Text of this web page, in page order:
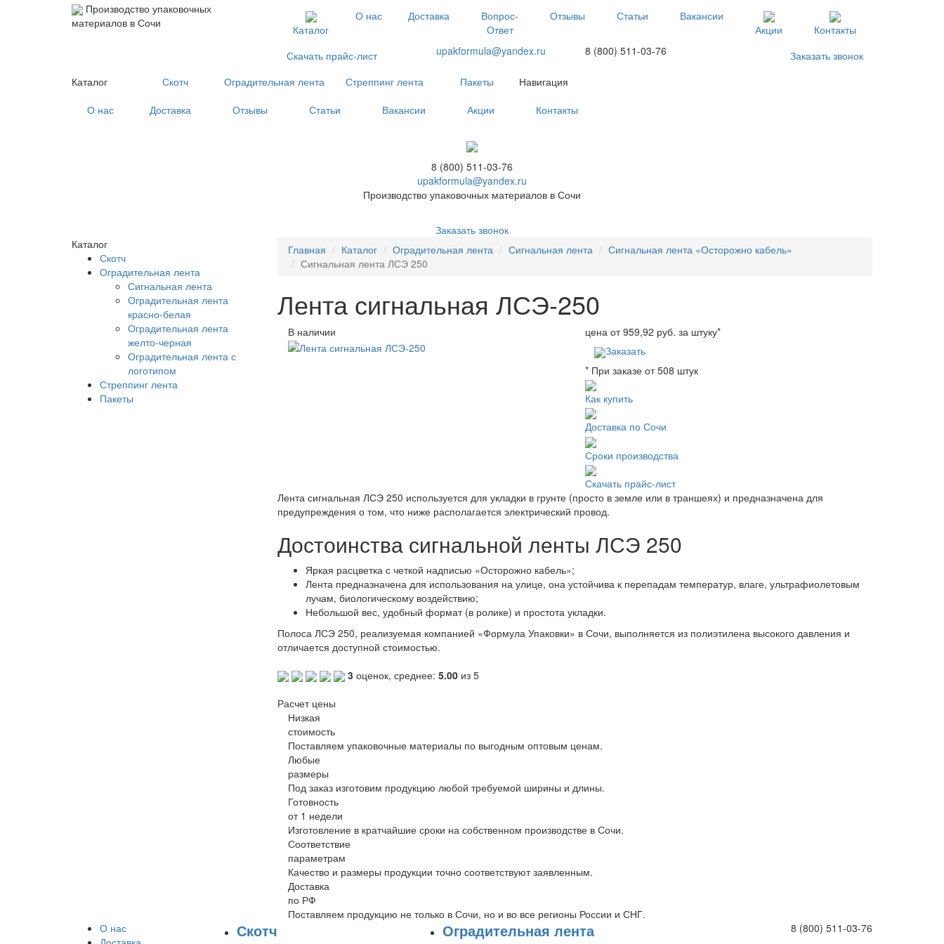
Производство упаковочных
материалов в Сочи
Каталог
О нас Доставка
Вопрос-
Ответ
Отзывы Статьи
Вакансии
Акции
Контакты
Скачать прайс-лист
upakformula@yandex.ru 8 (800) 511-03-76
Заказать звонок
Каталог
Скотч Оградительная лента Стреппинг лента Пакеты
Навигация
О нас
Доставка Отзывы Статьи Вакансии Акции Контакты
8 (800) 511-03-76
upakformula@yandex.ru
Производство упаковочных материалов в Сочи
Заказать звонок
Главная
Каталог Оградительная лента Сигнальная лента
Сигнальная лента «Осторожно кабель»
Сигнальная лента ЛСЭ 250
Лента сигнальная ЛСЭ-250
В наличии цена от959,92 руб. за штуку*
Заказать
* При заказе от 508 штук
Как купить
Доставка по Сочи
Сроки производства
Скачать прайс-лист
Лента сигнальная ЛСЭ 250 используется для укладки в грунте (просто в земле или в траншеях) и предназначена для
предупреждения о том, что ниже располагается электрический провод.
Достоинства сигнальной ленты ЛСЭ 250
Яркая расцветка с четкой надписью «Осторожно кабель»;
Лента предназначена для использования на улице, она устойчива к перепадам температур, влаге, ультрафиолетовым
лучам, биологическому воздействию;
Небольшой вес, удобный формат (в ролике) и простота укладки.
Полоса ЛСЭ 250, реализуемая компанией «Формула Упаковки» в Сочи, выполняется из полиэтилена высокого давления и
отличается доступной стоимостью.
3оценок, среднее: 5.00из 5
Расчет цены
Низкая
стоимость
Поставляем упаковочные материалы по выгодным оптовым ценам.
Любые
размеры
Под заказ изготовим продукцию любой требуемой ширины и длины.
Готовность
от 1 недели
Изготовление в кратчайшие сроки на собственном производстве в Сочи.
Соответствие
параметрам
Качество и размеры продукции точно соответствуют заявленным.
Доставка
по РФ
Поставляем продукцию не только в Сочи, но и во все регионы России и СНГ.
Каталог
Скотч
Оградительная лента
Сигнальная лента
Оградительная лента
красно-белая
Оградительная лента
желто-черная
Оградительная лента с
логотипом
Стреппинг лента
Пакеты
О нас
Скотч Оградительная лента
8 (800) 511-03-76